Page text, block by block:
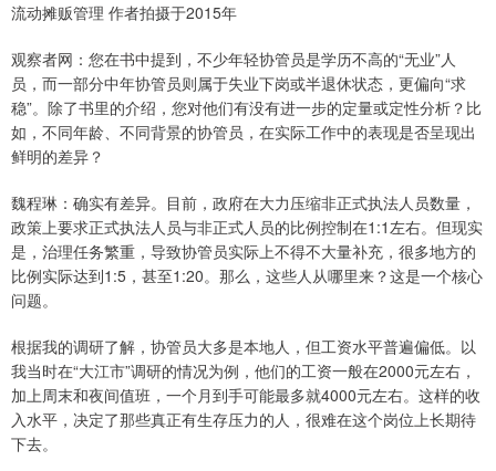
流动摊贩管理 作者拍摄于2015年
观察者网：您在书中提到，不少年轻协管员是学历不高的“无业”人
员，而一部分中年协管员则属于失业下岗或半退休状态，更偏向“求
稳”。除了书里的介绍，您对他们有没有进一步的定量或定性分析？比
如，不同年龄、不同背景的协管员，在实际工作中的表现是否呈现出
鲜明的差异？
魏程琳：确实有差异。目前，政府在大力压缩非正式执法人员数量，
政策上要求正式执法人员与非正式人员的比例控制在1:1左右。但现实
是，治理任务繁重，导致协管员实际上不得不大量补充，很多地方的
比例实际达到1:5，甚至1:20。那么，这些人从哪里来？这是一个核心
问题。
根据我的调研了解，协管员大多是本地人，但工资水平普遍偏低。以
我当时在“大江市”调研的情况为例，他们的工资一般在2000元左右，
加上周末和夜间值班，一个月到手可能最多就4000元左右。这样的收
入水平，决定了那些真正有生存压力的人，很难在这个岗位上长期待
下去。